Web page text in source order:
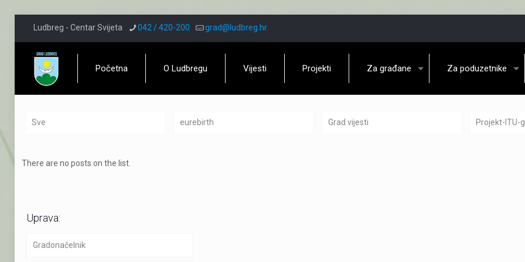
Ludbreg - Centar Svijeta 042 / 420-200 grad@ludbreg.hr
Početna O Ludbregu Vijesti Projekti Za građane Za poduzetnike
Sve eurebirth Grad vijesti Projekt-ITU-
There are no posts on the list.
Uprava:
Gradonačelnik